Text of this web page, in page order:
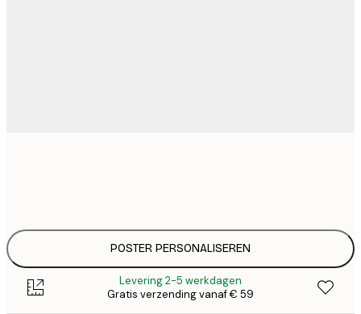
POSTER PERSONALISEREN
Levering 2-5 werkdagen
Gratis verzending vanaf € 59